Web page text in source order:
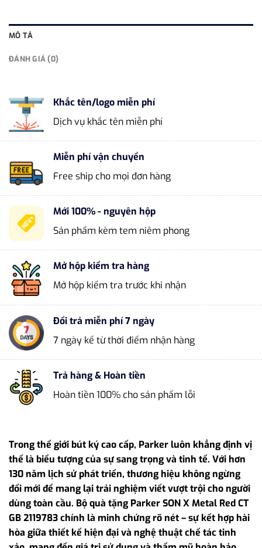
MÔ TẢ
ĐÁNH GIÁ (0)
Khắc tên/logo miễn phí
Dịch vụ khắc tên miễn phí
Miễn phí vận chuyển
Free ship cho mọi đơn hàng
Mới 100% - nguyên hộp
Sản phẩm kèm tem niêm phong
Mở hộp kiểm tra hàng
Mở hộp kiểm tra trước khi nhận
Đổi trả miễn phí 7 ngày
7 ngày kể từ thời điểm nhận hàng
Trả hàng & Hoàn tiền
Hoàn tiền 100% cho sản phẩm lỗi
Trong thế giới bút ký cao cấp, Parker luôn khẳng định vị
thế là biểu tượng của sự sang trọng và tinh tế. Với hơn
130 năm lịch sử phát triển, thương hiệu không ngừng
đổi mới để mang lại trải nghiệm viết vượt trội cho người
dùng toàn cầu. Bộ quà tặng Parker SON X Metal Red CT
GB 2119783 chính là minh chứng rõ nét – sự kết hợp hài
hòa giữa thiết kế hiện đại và nghệ thuật chế tác tinh